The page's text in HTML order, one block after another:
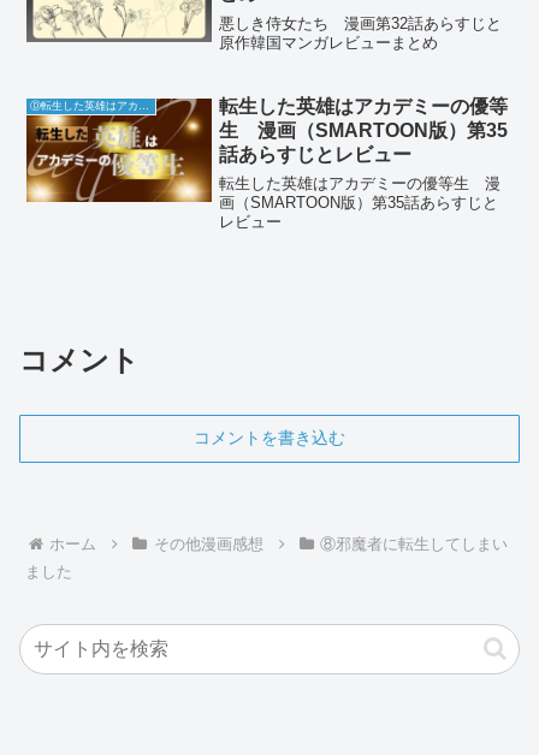
悪しき侍女たち 漫画第32話あらすじと
原作韓国マンガレビューまとめ
転生した英雄はアカデミーの優等
生 漫画（SMARTOON版）第35
話あらすじとレビュー
転生した英雄はアカデミーの優等生 漫
画（SMARTOON版）第35話あらすじと
レビュー
コメント
コメントを書き込む
ホーム その他漫画感想
⑧邪魔者に転生してしまい
ました